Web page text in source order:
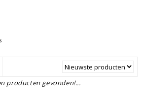
producten gevonden!...